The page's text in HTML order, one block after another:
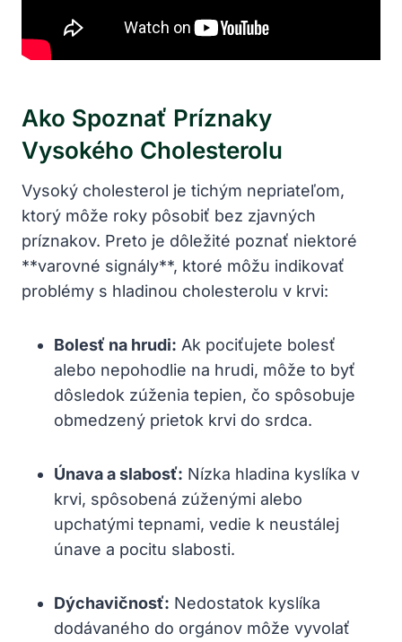
Ako Spoznať Príznaky
Vysokého Cholesterolu
Vysoký cholesterol je tichým nepriateľom,
ktorý môže roky pôsobiť bez zjavných
príznakov. Preto je dôležité poznať niektoré
**varovné signály**, ktoré môžu indikovať
problémy s hladinou cholesterolu v krvi:
Bolesť na hrudi: Ak pociťujete bolesť
alebo nepohodlie na hrudi, môže to byť
dôsledok zúženia tepien, čo spôsobuje
obmedzený prietok krvi do srdca.
Únava a slabosť: Nízka hladina kyslíka v
krvi, spôsobená zúženými alebo
upchatými tepnami, vedie k neustálej
únave a pocitu slabosti.
Dýchavičnosť: Nedostatok kyslíka
dodávaného do orgánov môže vyvolať